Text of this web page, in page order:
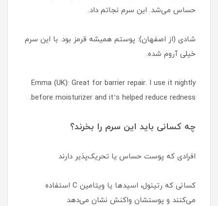
حساس می‌شد. این سرم نجاتم داد.
شادی (از اصفهان): پوستم همیشه قرمز بود. با این سرم
خیلی آروم شده.
Emma (UK): Great for barrier repair. I use it nightly
before moisturizer and it’s helped reduce redness.
چه کسانی باید این سرم را بخرند؟
افرادی که پوست حساس یا تحریک‌پذیر دارند
کسانی که رتینول، اسیدها یا ویتامین C استفاده
می‌کنند و پوستشان واکنش نشان می‌دهد